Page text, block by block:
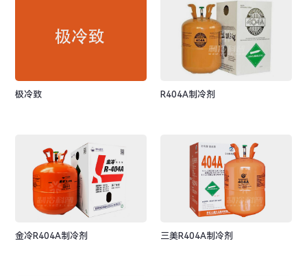
极冷致 R404A制冷剂
金冷R404A制冷剂 三美R404A制冷剂